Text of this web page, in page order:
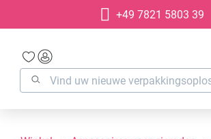
Ga naar de hoofdnavigatie
+49 7821 5803 39